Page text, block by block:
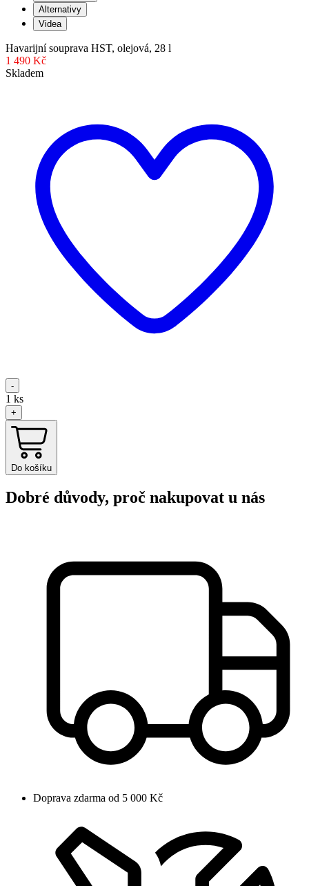
Alternativy
Videa
Havarijní souprava HST, olejová, 28 l
1 490 Kč
Skladem
-
1 ks
+
Do košíku
Dobré důvody, proč nakupovat u nás
Doprava zdarma od 5 000 Kč